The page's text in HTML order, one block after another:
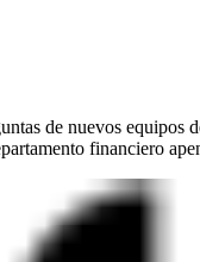
de nuevos
financiero